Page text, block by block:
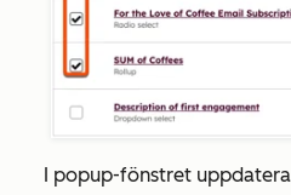
I popup-fönstret